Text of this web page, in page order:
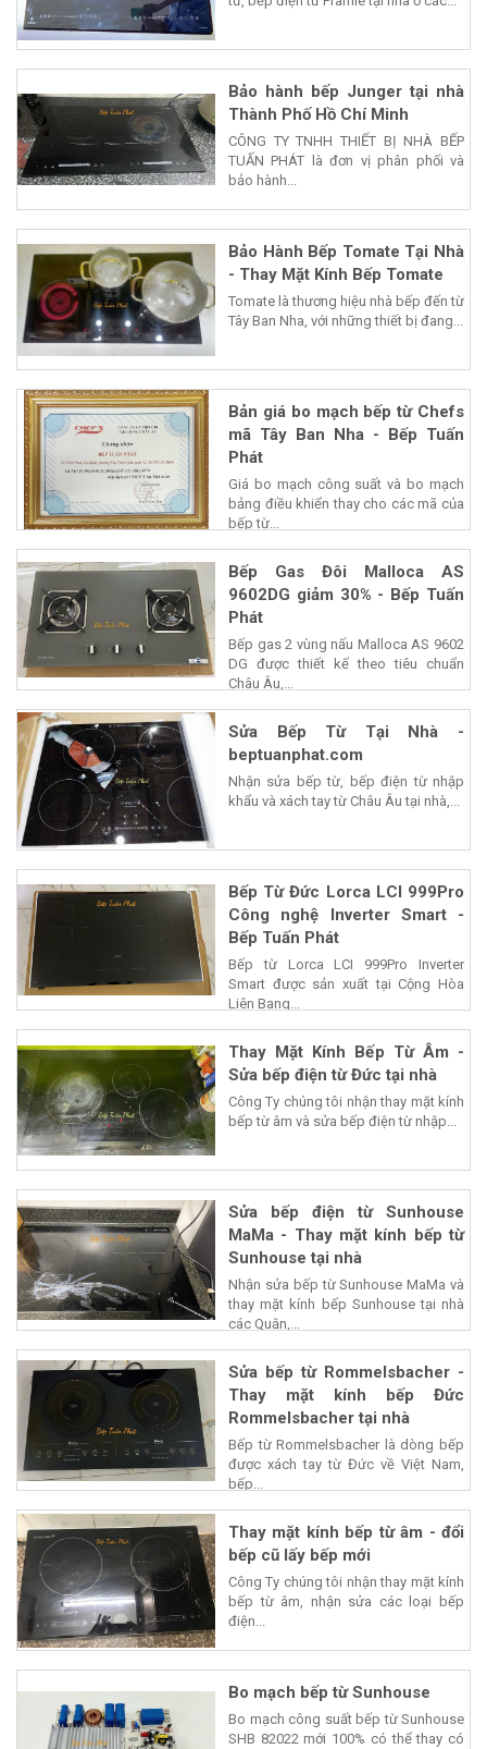
Bảo hành bếp Junger tại nhà
Thành Phố Hồ Chí Minh
CÔNG TY TNHH THIẾT BỊ NHÀ BẾP
TUẤN PHÁT là đơn vị phân phối và
bảo hành...
Bảo Hành Bếp Tomate Tại Nhà
- Thay Mặt Kính Bếp Tomate
Tomate là thương hiệu nhà bếp đến từ
Tây Ban Nha, với những thiết bị đang...
Bản giá bo mạch bếp từ Chefs
mã Tây Ban Nha - Bếp Tuấn
Phát
Giá bo mạch công suất và bo mạch
bảng điều khiển thay cho các mã của
bếp từ...
Bếp Gas Đôi Malloca AS
9602DG giảm 30% - Bếp Tuấn
Phát
Bếp gas 2 vùng nấu Malloca AS 9602
DG được thiết kế theo tiêu chuẩn
Châu Âu,...
Sửa Bếp Từ Tại Nhà -
beptuanphat.com
Nhận sửa bếp từ, bếp điện từ nhập
khẩu và xách tay từ Châu Âu tại nhà,...
Bếp Từ Đức Lorca LCI 999Pro
Công nghệ Inverter Smart -
Bếp Tuấn Phát
Bếp từ Lorca LCI 999Pro Inverter
Smart được sản xuất tại Cộng Hòa
Liên Bang...
Thay Mặt Kính Bếp Từ Âm -
Sửa bếp điện từ Đức tại nhà
Công Ty chúng tôi nhận thay mặt kính
bếp từ âm và sửa bếp điện từ nhập...
Sửa bếp điện từ Sunhouse
MaMa - Thay mặt kính bếp từ
Sunhouse tại nhà
Nhận sửa bếp từ Sunhouse MaMa và
thay mặt kính bếp Sunhouse tại nhà
các Quận,...
Sửa bếp từ Rommelsbacher -
Thay mặt kính bếp Đức
Rommelsbacher tại nhà
Bếp từ Rommelsbacher là dòng bếp
được xách tay từ Đức về Việt Nam,
bếp...
Thay mặt kính bếp từ âm - đổi
bếp cũ lấy bếp mới
Công Ty chúng tôi nhận thay mặt kính
bếp từ âm, nhận sửa các loại bếp
điện...
Bo mạch bếp từ Sunhouse
Bo mạch công suất bếp từ Sunhouse
SHB 82022 mới 100% có thể thay có